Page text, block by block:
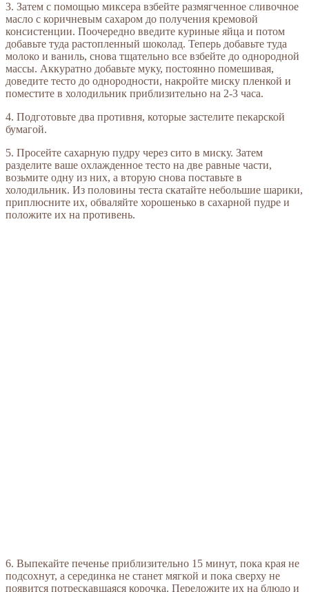
3. Затем с помощью миксера взбейте размягченное сливочное
масло с коричневым сахаром до получения кремовой
консистенции. Поочередно введите куриные яйца и потом
добавьте туда растопленный шоколад. Теперь добавьте туда
молоко и ваниль, снова тщательно все взбейте до однородной
массы. Аккуратно добавьте муку, постоянно помешивая,
доведите тесто до однородности, накройте миску пленкой и
поместите в холодильник приблизительно на 2-3 часа.
4. Подготовьте два противня, которые застелите пекарской
бумагой.
5. Просейте сахарную пудру через сито в миску. Затем
разделите ваше охлажденное тесто на две равные части,
возьмите одну из них, а вторую снова поставьте в
холодильник. Из половины теста скатайте небольшие шарики,
приплюсните их, обваляйте хорошенько в сахарной пудре и
положите их на противень.
6. Выпекайте печенье приблизительно 15 минут, пока края не
подсохнут, а серединка не станет мягкой и пока сверху не
появится потрескавшаяся корочка. Переложите их на блюдо и